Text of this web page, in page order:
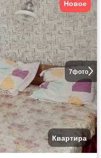
7фото
Новое
Квартира